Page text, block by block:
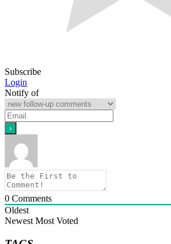
Subscribe
Login
Notify of
0 Comments
Oldest
Newest Most Voted